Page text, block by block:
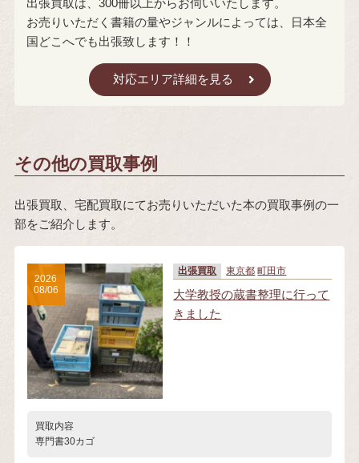
お売りいただく書籍の量やジャンルによっては、日本全
国どこへでも出張致します！！
対応エリア詳細を見る
その他の買取事例
出張買取、宅配買取にてお売りいただいた本の買取事例の一
部をご紹介します。
出張買取 東京都 町田市
大学教授の蔵書整理に行って
きました
買取内容
専門書30カゴ
2026
08/06